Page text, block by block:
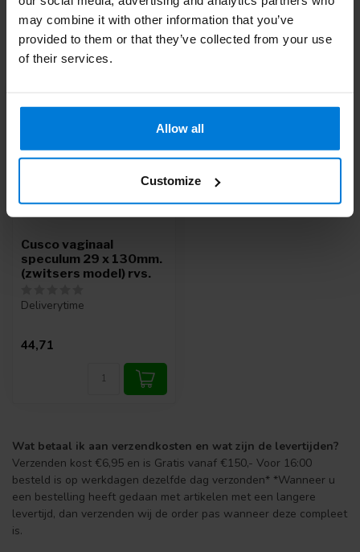
may combine it with other information that you’ve
provided to them or that they’ve collected from your use
of their services.
Allow all
Customize
Recent bekeken
Cusco vaginaal
speculum 29 x 130mm.
(zwitsers model) rvs.
Deliverytime
44,71
Wat betaal ik aan verzendkosten en wat zijn de levertijden?
Verzenden kost €6,95 en is Gratis vanaf €150,- Voor 16:00
besteld is op werkdagen dezelfde dag verzonden* *Wanneer u
een bestelling heeft gedaan met artikelen met een langere
levertijd, dan verzenden wij de order pas wanneer deze compleet
is.